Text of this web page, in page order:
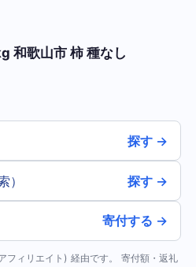
和歌山市 柿 種なし
探す →
） 探す →
寄付する →
フィリエイト) 経由です。 寄付額・返礼